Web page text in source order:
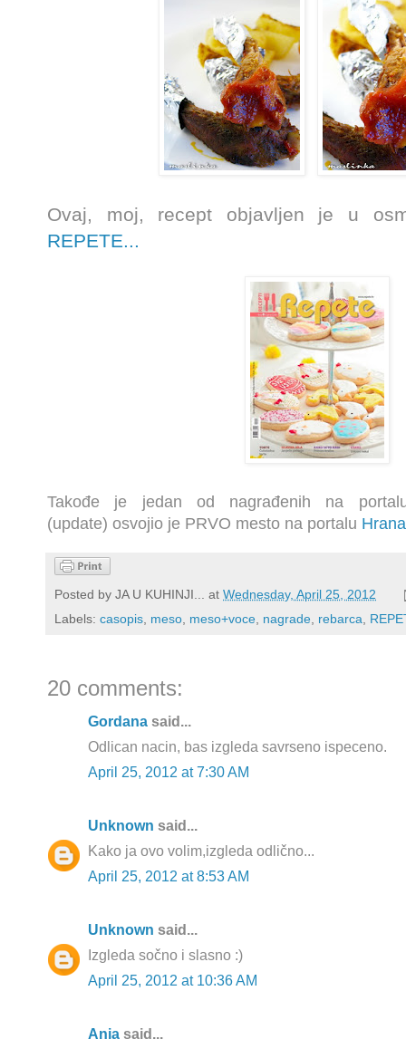
Ovaj, moj, recept objavljen je u
REPETE...
Takođe je jedan od nagrađenih na
(update) osvojio je PRVO mesto na portalu
Posted by JA U KUHINJI... at Wednesday, April 25, 2012
Labels: casopis, meso, meso+voce, nagrade, rebarca,
20 comments:
Gordana said...
Odlican nacin, bas izgleda savrseno ispeceno.
April 25, 2012 at 7:30 AM
Unknown said...
Kako ja ovo volim,izgleda odlično...
April 25, 2012 at 8:53 AM
Unknown said...
Izgleda sočno i slasno :)
April 25, 2012 at 10:36 AM
Anja said...